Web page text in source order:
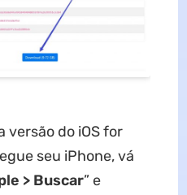
versão do iOS for
seu iPhone, vá
> Buscar” e